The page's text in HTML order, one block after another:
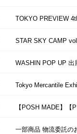
TOKYO PREVIEW
STAR SKY CAMP
WASHIN POP UP 出
Tokyo Mercantile
【POSH MADE】【
一部商品 物流委託の